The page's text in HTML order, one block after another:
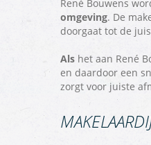
René Bouwens
omgeving. De
doorgaat tot de
Als het aan René
en daardoor een
zorgt voor juiste